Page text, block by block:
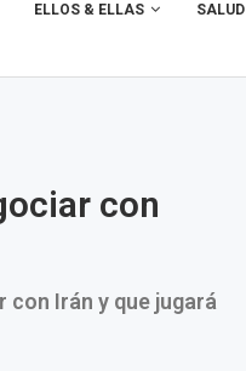
ELLOS & ELLAS SALUD
con
con Irán y que jugará